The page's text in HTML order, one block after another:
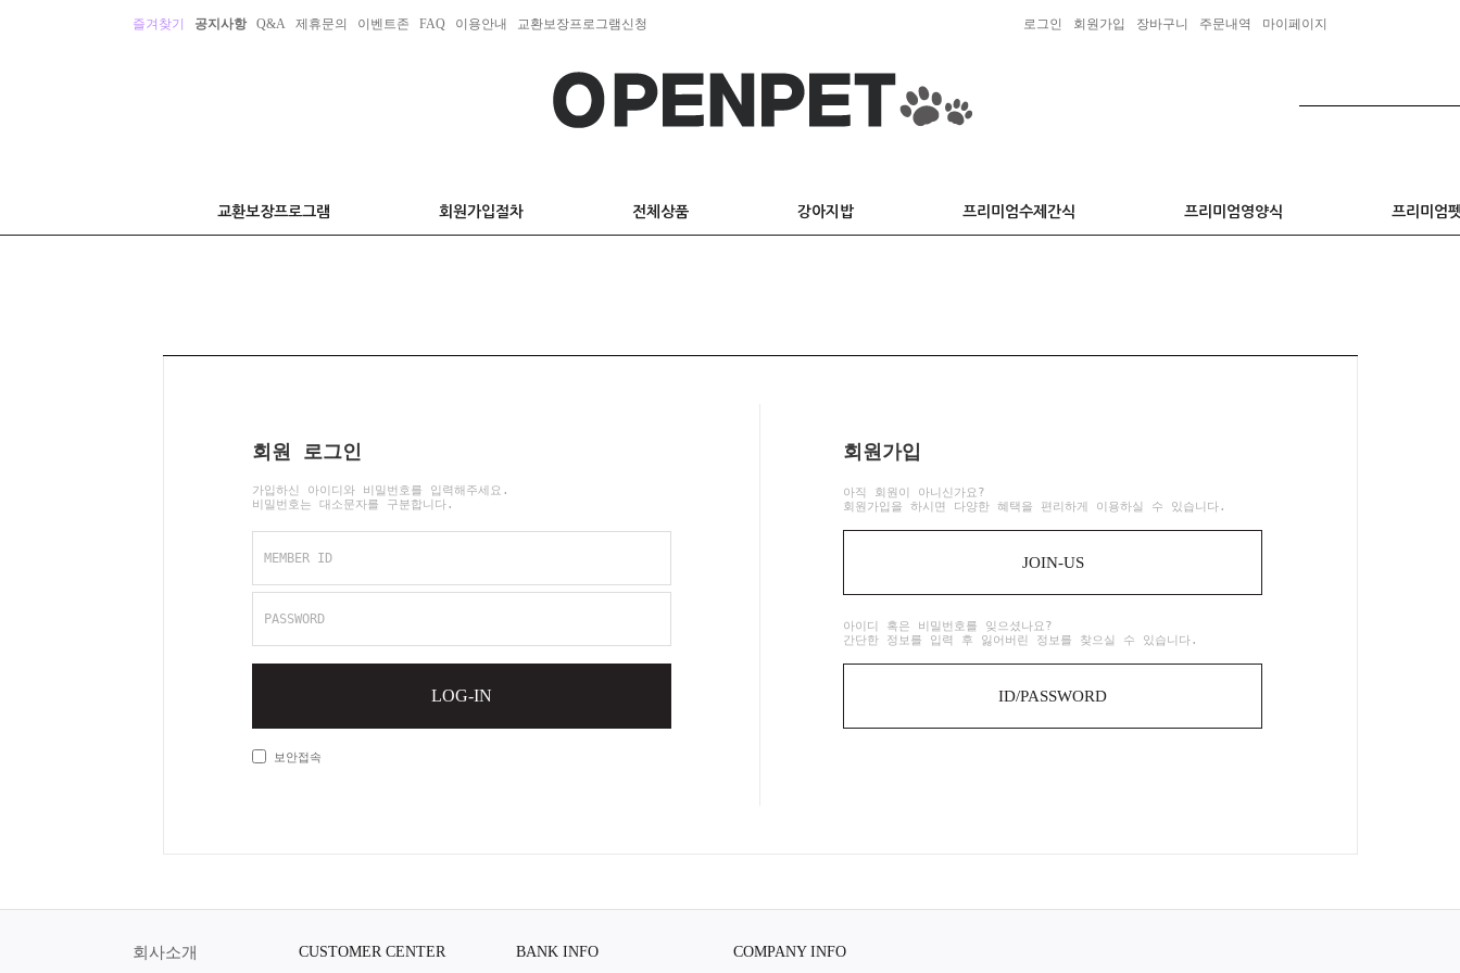
즐겨찾기 공지사항 Q&A 제휴문의 이벤트존 FAQ 이용안내 교환보장프로그램신청 로그인 회원가입 장바구니 주문내역 마이페이지
교환보장프로그램 회원가입절차 전체상품 강아지밥 프리미엄수제간식 프리미엄영양식 프리미엄
회원 로그인
가입하신 아이디와 비밀번호를 입력해주세요.
비밀번호는 대소문자를 구분합니다.
MEMBER ID
PASSWORD
LOG-IN
보안접속
회원가입
아직 회원이 아니신가요?
회원가입을 하시면 다양한 혜택을 편리하게 이용하실 수 있습니다.
JOIN-US
아이디 혹은 비밀번호를 잊으셨나요?
간단한 정보를 입력 후 잃어버린 정보를 찾으실 수 있습니다.
ID/PASSWORD
회사소개 CUSTOMER CENTER BANK INFO COMPANY INFO